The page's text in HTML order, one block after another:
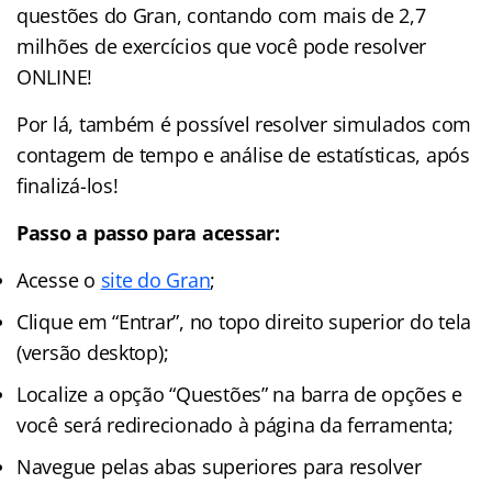
questões do Gran, contando com mais de 2,7
milhões de exercícios que você pode resolver
ONLINE!
Por lá, também é possível resolver simulados com
contagem de tempo e análise de estatísticas, após
finalizá-los!
Passo a passo para acessar:
Acesse o site do Gran;
Clique em “Entrar”, no topo direito superior do tela
(versão desktop);
Localize a opção “Questões” na barra de opções e
você será redirecionado à página da ferramenta;
Navegue pelas abas superiores para resolver